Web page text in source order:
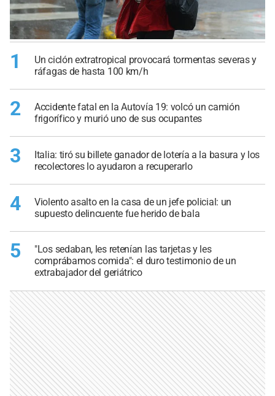
1
Un ciclón extratropical provocará tormentas severas y
ráfagas de hasta 100 km/h
2
Accidente fatal en la Autovía 19: volcó un camión
frigorífico y murió uno de sus ocupantes
3
Italia: tiró su billete ganador de lotería a la basura y los
recolectores lo ayudaron a recuperarlo
4
Violento asalto en la casa de un jefe policial: un
supuesto delincuente fue herido de bala
5
"Los sedaban, les retenían las tarjetas y les
comprábamos comida": el duro testimonio de un
extrabajador del geriátrico